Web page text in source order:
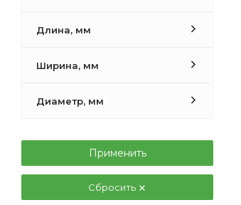
Длина, мм
Ширина, мм
Диаметр, мм
Применить
Сбросить